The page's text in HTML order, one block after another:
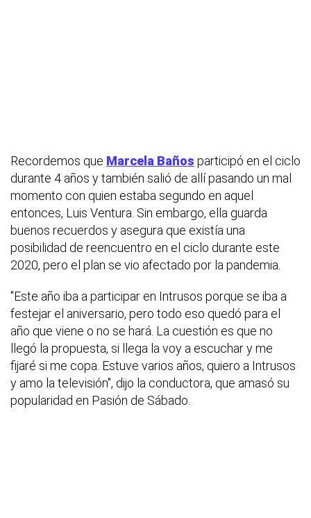
Recordemos que Marcela Baños participó en el ciclo
durante 4 años y también salió de allí pasando un mal
momento con quien estaba segundo en aquel
entonces, Luis Ventura. Sin embargo, ella guarda
buenos recuerdos y asegura que existía una
posibilidad de reencuentro en el ciclo durante este
2020, pero el plan se vio afectado por la pandemia.
"Este año iba a participar en Intrusos porque se iba a
festejar el aniversario, pero todo eso quedó para el
año que viene o no se hará. La cuestión es que no
llegó la propuesta, si llega la voy a escuchar y me
fijaré si me copa. Estuve varios años, quiero a Intrusos
y amo la televisión", dijo la conductora, que amasó su
popularidad en Pasión de Sábado.